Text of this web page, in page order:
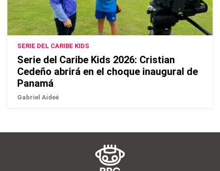
SERIE DEL CARIBE KIDS
Serie del Caribe Kids 2026: Cristian
Cedeño abrirá en el choque inaugural de
Panamá
Gabriel Aideé